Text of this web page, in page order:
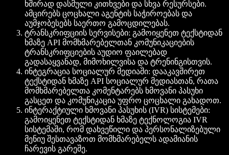
ხშირად დასმული კითხვები და სხვა რესურსები.
ამცირებს ცოცხალი აგენტის საჭიროებას და
აუმჯობესებს საერთო გამოცდილებას.
ტრანსკრიფციის სერვისები: გამოიყენეთ ტექსტიდან
ხმაზე API მომხმარებელთან კომუნიკაციების
ტრანსკრიფციების აუდიო ფაილებად
გადასაყვანად, მიმოხილვისა და ტრენინგისთვის.
ინტეგრაცია სოციალურ მედიაში: დააკავშირეთ
ტექსტიდან ხმაზე API სოციალურ მედიასთან, რათა
მომხმარებელთა კომენტარებს ხმოვანი პასუხი
გასცეთ და კომუნიკაცია უფრო ცოცხალი გახადოთ.
ინტერაქტიული ხმოვანი პასუხის (IVR) სისტემები:
გამოიყენეთ ტექსტიდან ხმაზე ტექნოლოგია IVR
სისტემაში, რომ დახვეწილი და პერსონალიზებული
მენიუ შესთავაზოთ მომხმარებელს ადამიანის
ჩარევის გარეშე.